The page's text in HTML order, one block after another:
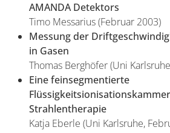
AMANDA Detektors
Timo Messarius (Februar 2003)
Messung der
in Gasen
Thomas Berghöfer (Uni
Eine feinsegmentierte
Strahlentherapie
Katja Eberle (Uni Karlsruhe,